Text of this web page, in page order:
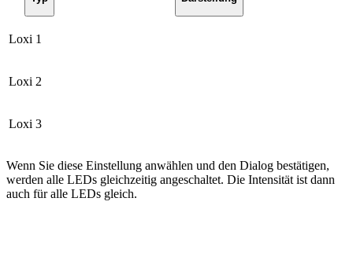
Loxi 1
Loxi 2
Loxi 3
Wenn Sie diese Einstellung anwählen und den Dialog bestätigen,
werden alle LEDs gleichzeitig angeschaltet. Die Intensität ist dann
auch für alle LEDs gleich.